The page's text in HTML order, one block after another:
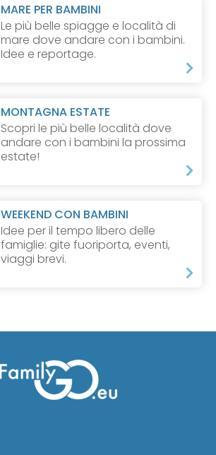
MARE PER BAMBINI
Le più belle spiagge e località di
mare dove andare con i bambini.
Idee e reportage.
MONTAGNA ESTATE
Scopri le più belle località dove
andare con i bambini la prossima
estate!
WEEKEND CON BAMBINI
Idee per il tempo libero delle
famiglie: gite fuoriporta, eventi,
viaggi brevi.